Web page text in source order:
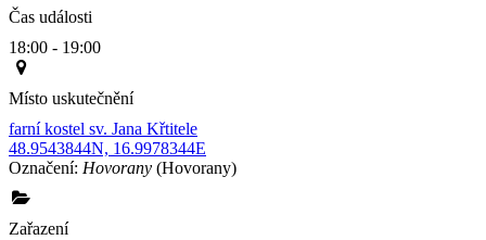
Čas události
18:00 - 19:00
Místo uskutečnění
farní kostel sv. Jana Křtitele
48.9543844N, 16.9978344E
Označení: Hovorany (Hovorany)
Zařazení